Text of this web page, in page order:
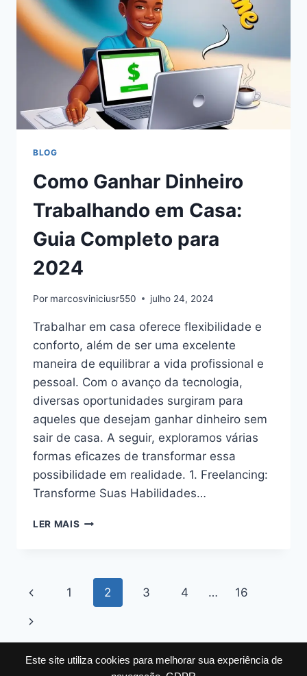
Este site utiliza cookies para melhorar sua experiência de
PARA
2024
BLOG
Como Ganhar Dinheiro
Trabalhando em Casa:
Guia Completo para
2024
Por marcosviniciusr550 julho 24, 2024
Trabalhar em casa oferece flexibilidade e
conforto, além de ser uma excelente
maneira de equilibrar a vida profissional e
pessoal. Com o avanço da tecnologia,
diversas oportunidades surgiram para
aqueles que desejam ganhar dinheiro sem
sair de casa. A seguir, exploramos várias
formas eficazes de transformar essa
possibilidade em realidade. 1. Freelancing:
Transforme Suas Habilidades…
LER MAIS COMO
EM
CASA:
GUIA
Navegação
da
Página
Página
Anterior
1 2 3 4 … 16
Página
Seguinte